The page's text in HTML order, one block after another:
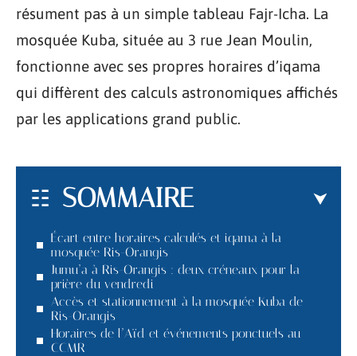
résument pas à un simple tableau Fajr-Icha. La
mosquée Kuba, située au 3 rue Jean Moulin,
fonctionne avec ses propres horaires d’iqama
qui diffèrent des calculs astronomiques affichés
par les applications grand public.
SOMMAIRE
Écart entre horaires calculés et iqama à la
mosquée Ris-Orangis
Jumu’a à Ris-Orangis : deux créneaux pour la
prière du vendredi
Accès et stationnement à la mosquée Kuba de
Ris-Orangis
Horaires de l’Aïd et événements ponctuels au
CCMR